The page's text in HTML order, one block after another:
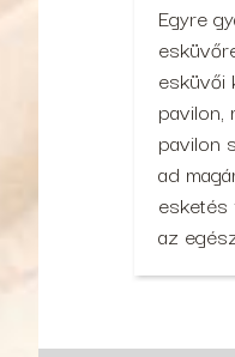
Egyre
esküvői
pavilon,
pavilon
ad
esketés
az